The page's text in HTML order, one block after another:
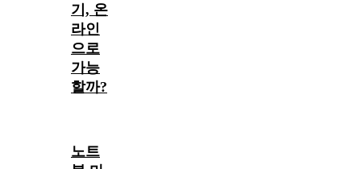
기, 온
라인
으로
가능
할까?
노트